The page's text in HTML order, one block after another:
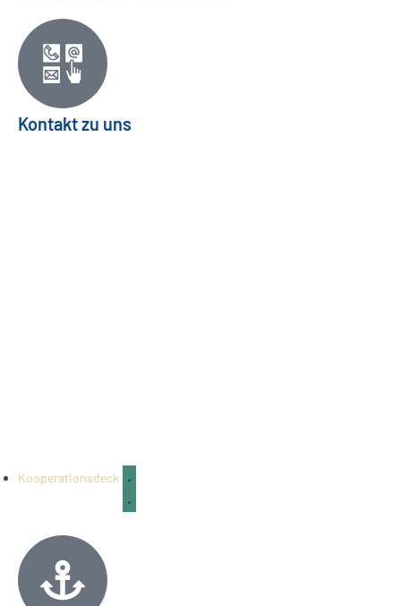
Kontakt zu uns
Kooperationsdeck